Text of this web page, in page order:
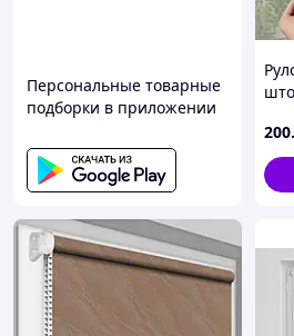
Персональные товарные
подборки в приложении
200